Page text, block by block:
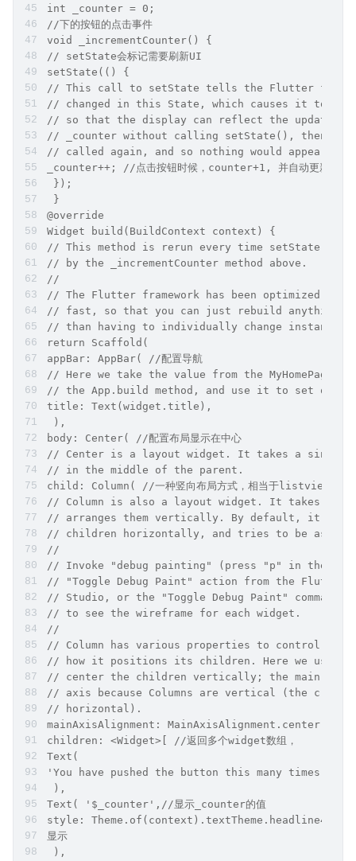
int _counter = 0;
//下的按钮的点击事件
void _incrementCounter() {
// setState会标记需要刷新UI
setState(() {
// This call to setState tells the Flutter
// changed in this State, which causes it to
// so that the display can reflect the updated
// _counter without calling setState(), then the
// called again, and so nothing would appear to
_counter++; //点击按钮时候，counter+1, 并⾃动更新UI显
});
}
@override
Widget build(BuildContext context) {
// This method is rerun every time setState is
// by the _incrementCounter method above.
//
// The Flutter framework has been optimized to
// fast, so that you can just rebuild anything
// than having to individually change instances
return Scaffold(
appBar: AppBar( //配置导航
// Here we take the value from the MyHomePage
// the App.build method, and use it to set our
title: Text(widget.title),
),
body: Center( //配置布局显示在中⼼
// Center is a layout widget. It takes a single
// in the middle of the parent.
child: Column( //⼀种竖向布局⽅式，相当于listview
// Column is also a layout widget. It takes a
// arranges them vertically. By default, it
// children horizontally, and tries to be as
//
// Invoke "debug painting" (press "p" in the
// "Toggle Debug Paint" action from the Flutter
// Studio, or the "Toggle Debug Paint" command
// to see the wireframe for each widget.
//
// Column has various properties to control
// how it positions its children. Here we use
// center the children vertically; the main
// axis because Columns are vertical (the cross
// horizontal).
mainAxisAlignment: MainAxisAlignment.center,
children: <Widget>[ //返回多个widget数组，
Text(
'You have pushed the button this many times:',
),
Text( '$_counter',//显示_counter的值
style: Theme.of(context).textTheme.headline4,//显示
显示
),